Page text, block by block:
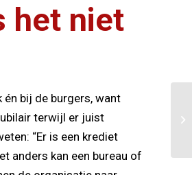
het niet
bij de burgers, want
terwijl er juist
“Er is een krediet
anders kan een bureau of